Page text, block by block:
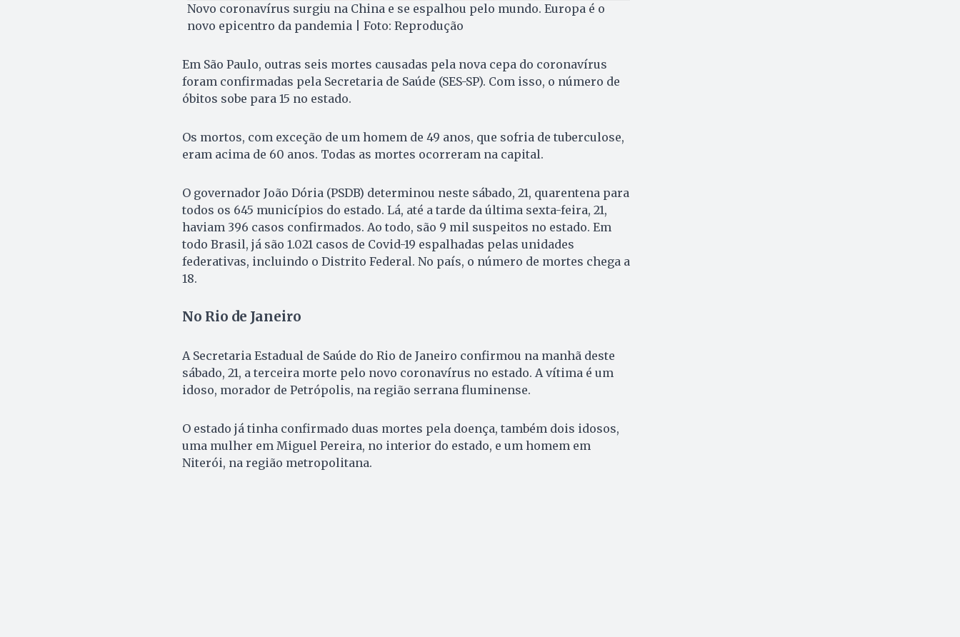
Novo coronavírus surgiu na China e se espalhou pelo mundo. Europa é o
novo epicentro da pandemia | Foto: Reprodução
Em São Paulo, outras seis mortes causadas pela nova cepa do coronavírus
foram confirmadas pela Secretaria de Saúde (SES-SP). Com isso, o número de
óbitos sobe para 15 no estado.
Os mortos, com exceção de um homem de 49 anos, que sofria de tuberculose,
eram acima de 60 anos. Todas as mortes ocorreram na capital.
O governador João Dória (PSDB) determinou neste sábado, 21, quarentena para
todos os 645 municípios do estado. Lá, até a tarde da última sexta-feira, 21,
haviam 396 casos confirmados. Ao todo, são 9 mil suspeitos no estado. Em
todo Brasil, já são 1.021 casos de Covid-19 espalhadas pelas unidades
federativas, incluindo o Distrito Federal. No país, o número de mortes chega a
18.
No Rio de Janeiro
A Secretaria Estadual de Saúde do Rio de Janeiro confirmou na manhã deste
sábado, 21, a terceira morte pelo novo coronavírus no estado. A vítima é um
idoso, morador de Petrópolis, na região serrana fluminense.
O estado já tinha confirmado duas mortes pela doença, também dois idosos,
uma mulher em Miguel Pereira, no interior do estado, e um homem em
Niterói, na região metropolitana.